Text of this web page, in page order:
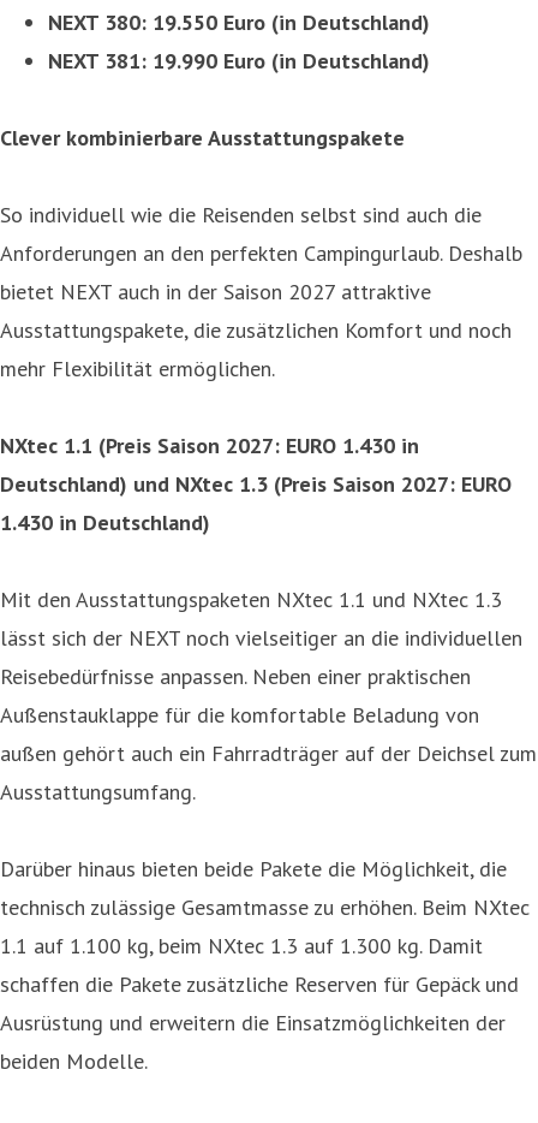
NEXT 380: 19.550 Euro (in Deutschland)
NEXT 381: 19.990 Euro (in Deutschland)
Clever kombinierbare Ausstattungspakete
So individuell wie die Reisenden selbst sind auch die
Anforderungen an den perfekten Campingurlaub. Deshalb
bietet NEXT auch in der Saison 2027 attraktive
Ausstattungspakete, die zusätzlichen Komfort und noch
mehr Flexibilität ermöglichen.
NXtec 1.1 (Preis Saison 2027: EURO 1.430 in
Deutschland) und NXtec 1.3 (Preis Saison 2027: EURO
1.430 in Deutschland)
Mit den Ausstattungspaketen NXtec 1.1 und NXtec 1.3
lässt sich der NEXT noch vielseitiger an die individuellen
Reisebedürfnisse anpassen. Neben einer praktischen
Außenstauklappe für die komfortable Beladung von
außen gehört auch ein Fahrradträger auf der Deichsel zum
Ausstattungsumfang.
Darüber hinaus bieten beide Pakete die Möglichkeit, die
technisch zulässige Gesamtmasse zu erhöhen. Beim NXtec
1.1 auf 1.100 kg, beim NXtec 1.3 auf 1.300 kg. Damit
schaffen die Pakete zusätzliche Reserven für Gepäck und
Ausrüstung und erweitern die Einsatzmöglichkeiten der
beiden Modelle.